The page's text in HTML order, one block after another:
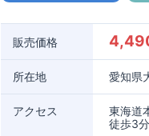
販売価格
所在地 愛知県
アクセス
東海道
徒歩3分